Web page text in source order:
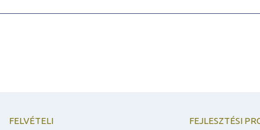
FELVÉTELI FEJLESZTÉSI